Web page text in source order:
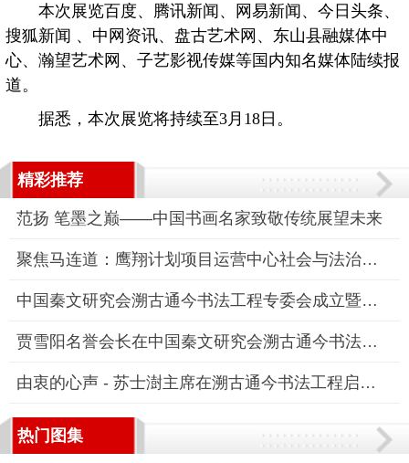
本次展览百度、腾讯新闻、网易新闻、今日头条、
搜狐新闻 、中网资讯、盘古艺术网、东山县融媒体中
心、瀚望艺术网、子艺影视传媒等国内知名媒体陆续报
道。
据悉，本次展览将持续至3月18日。
精彩推荐
范扬 笔墨之巅——中国书画名家致敬传统展望未来
聚焦马连道：鹰翔计划项目运营中心社会与法治融媒体中心副主任柳
中国秦文研究会溯古通今书法工程专委会成立暨工程启动仪式发布会
贾雪阳名誉会长在中国秦文研究会溯古通今书法工程专业委员会成立
由衷的心声 - 苏士澍主席在溯古通今书法工程启动仪式上的讲话
热门图集